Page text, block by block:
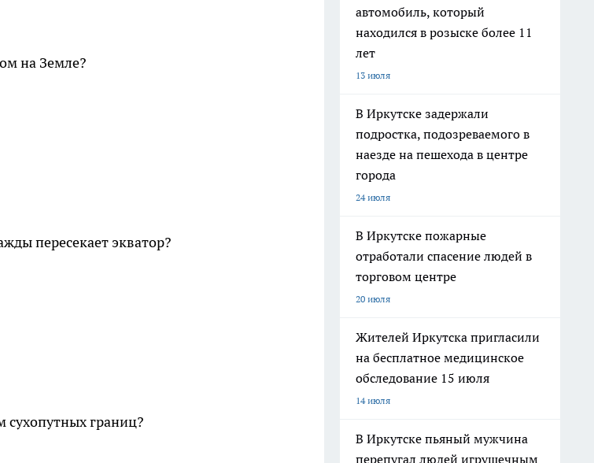
на Земле?
пересекает экватор?
границ?
автомобиль, который
находился в розыске более 11
лет
13 июля
В Иркутске задержали
подростка, подозреваемого в
наезде на пешехода в центре
города
24 июля
В Иркутске пожарные
отработали спасение людей в
торговом центре
20 июля
Жителей Иркутска пригласили
на бесплатное медицинское
обследование 15 июля
14 июля
В Иркутске пьяный мужчина
перепугал людей игрушечным